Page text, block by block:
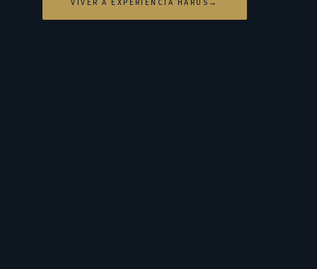
VIVER A EXPERIÊNCIA HARUS